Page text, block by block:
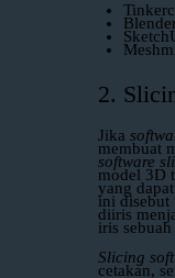
2.
Jika
membuat
software
model 3D
yang
ini disebut
diiris
iris
Slicing
cetakan,